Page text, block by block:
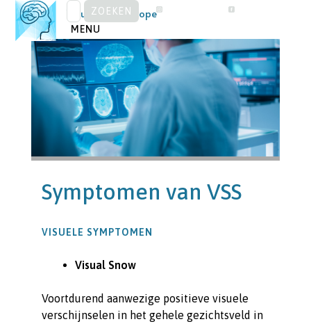
Skip
to
content
ZOEKEN
NAAR:
Visual Snow Europe
MENU
Symptomen van VSS
VISUELE SYMPTOMEN
Visual Snow
Voortdurend aanwezige positieve visuele
verschijnselen in het gehele gezichtsveld in